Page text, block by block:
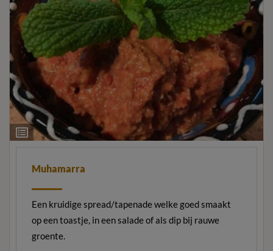
Ingrediëntenlijst
Muhamarra
Een kruidige spread/tapenade welke goed smaakt
op een toastje, in een salade of als dip bij rauwe
groente.